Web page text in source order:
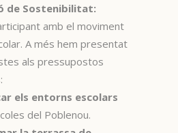
de Sostenibilitat:
amb el moviment
A més hem presentat
als pressupostos
els entorns escolars
del Poblenou.